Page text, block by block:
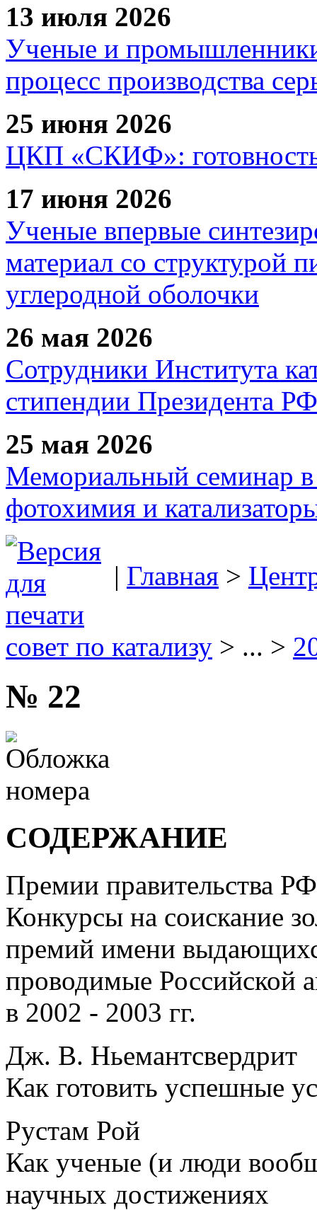
13 июля 2026
Ученые и
процесс производства
25 июня 2026
ЦКП «СКИФ»: готовность
17 июня 2026
Ученые впервые
материал со структурой
углеродной оболочки
26 мая 2026
Сотрудники Института
стипендии Президента РФ
25 мая 2026
Мемориальный семинар в
фотохимия и
| Главная >
совет по катализу > ... >
№ 22
СОДЕРЖАНИЕ
Премии правительства
Конкурсы на соискание
премий имени
проводимые Российской
в 2002 - 2003 гг.
Дж. В. Ньемантсвердрит
Как готовить успешные
Рустам Рой
Как ученые (и люди
научных достижениях